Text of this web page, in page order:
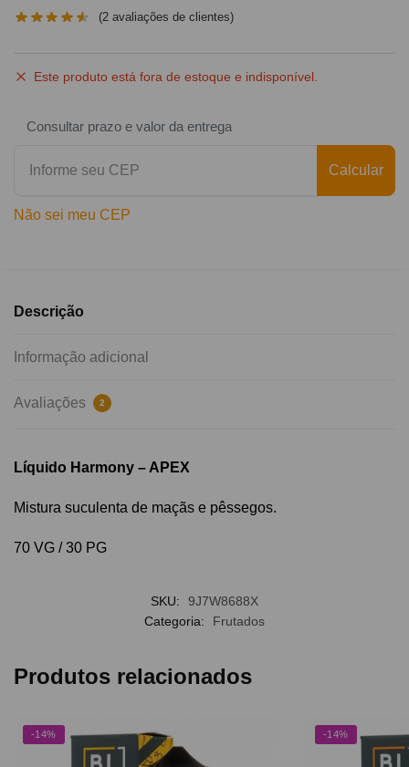
(2 avaliações de clientes)
Este produto está fora de estoque e indisponível.
Consultar prazo e valor da entrega
Calcular
Não sei meu CEP
Descrição
Informação adicional
Avaliações 2
Líquido Harmony – APEX
Mistura suculenta de maçãs e pêssegos.
70 VG / 30 PG
SKU:
9J7W8688X
Categoria:
Frutados
Produtos relacionados
-14% -14%